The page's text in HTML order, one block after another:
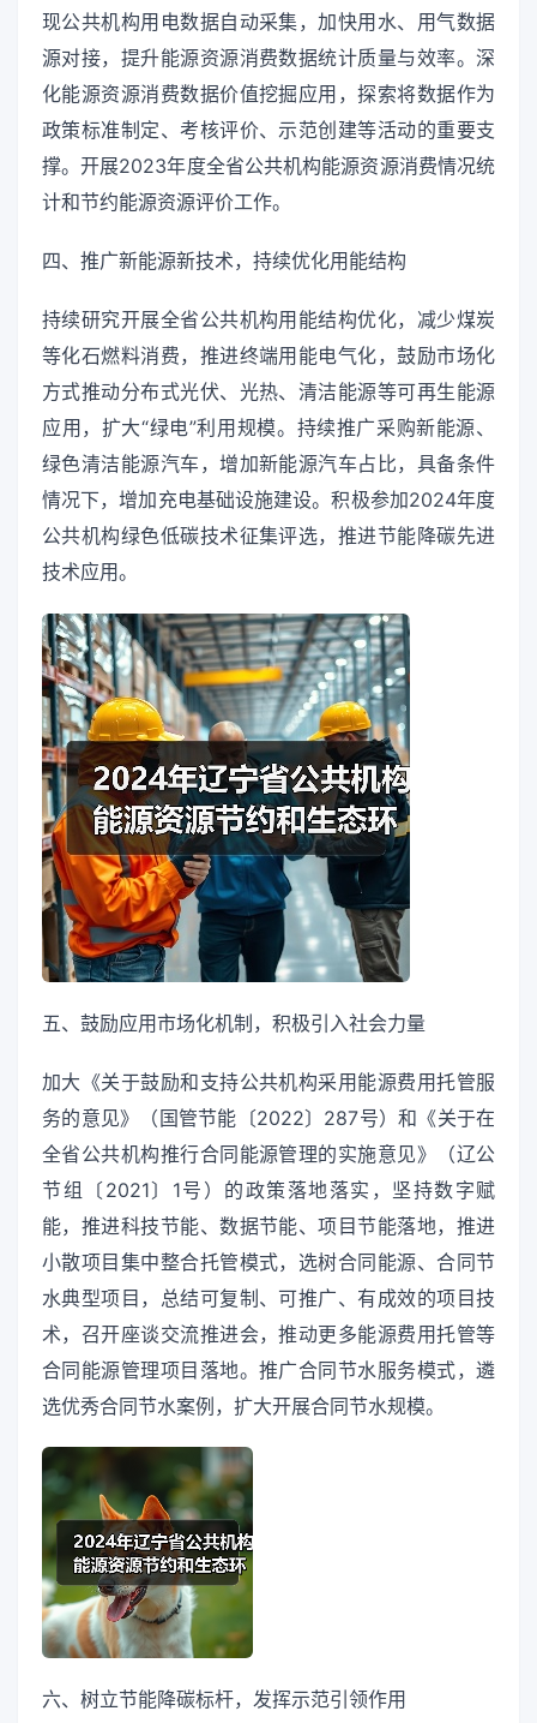
现公共机构用电数据自动采集，加快用水、用气数据
源对接，提升能源资源消费数据统计质量与效率。深
化能源资源消费数据价值挖掘应用，探索将数据作为
政策标准制定、考核评价、示范创建等活动的重要支
撑。开展2023年度全省公共机构能源资源消费情况统
计和节约能源资源评价工作。
四、推广新能源新技术，持续优化用能结构
持续研究开展全省公共机构用能结构优化，减少煤炭
等化石燃料消费，推进终端用能电气化，鼓励市场化
方式推动分布式光伏、光热、清洁能源等可再生能源
应用，扩大“绿电”利用规模。持续推广采购新能源、
绿色清洁能源汽车，增加新能源汽车占比，具备条件
情况下，增加充电基础设施建设。积极参加2024年度
公共机构绿色低碳技术征集评选，推进节能降碳先进
技术应用。
五、鼓励应用市场化机制，积极引入社会力量
加大《关于鼓励和支持公共机构采用能源费用托管服
务的意见》（国管节能〔2022〕287号）和《关于在
全省公共机构推行合同能源管理的实施意见》（辽公
节组〔2021〕1号）的政策落地落实，坚持数字赋
能，推进科技节能、数据节能、项目节能落地，推进
小散项目集中整合托管模式，选树合同能源、合同节
水典型项目，总结可复制、可推广、有成效的项目技
术，召开座谈交流推进会，推动更多能源费用托管等
合同能源管理项目落地。推广合同节水服务模式，遴
选优秀合同节水案例，扩大开展合同节水规模。
六、树立节能降碳标杆，发挥示范引领作用